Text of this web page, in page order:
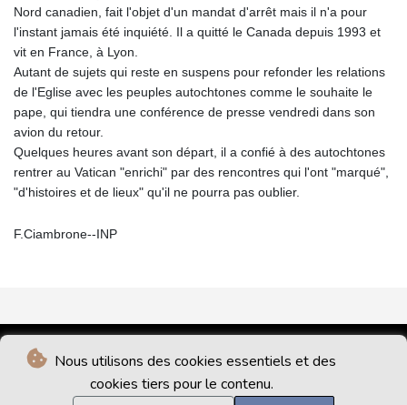
Nous utilisons des cookies essentiels et des
cookies tiers pour le contenu.
Nord canadien, fait l'objet d'un mandat d'arrêt mais il n'a pour
l'instant jamais été inquiété. Il a quitté le Canada depuis 1993 et
vit en France, à Lyon.
Autant de sujets qui reste en suspens pour refonder les relations
de l'Eglise avec les peuples autochtones comme le souhaite le
pape, qui tiendra une conférence de presse vendredi dans son
avion du retour.
Quelques heures avant son départ, il a confié à des autochtones
rentrer au Vatican "enrichi" par des rencontres qui l'ont "marqué",
"d'histoires et de lieux" qu'il ne pourra pas oublier.
F.Ciambrone--INP